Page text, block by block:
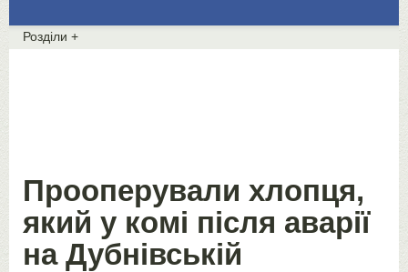
Розділи +
Прооперували хлопця,
який у комі після аварії
на Дубнівській